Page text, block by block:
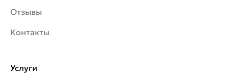
Отзывы
Контакты
Услуги